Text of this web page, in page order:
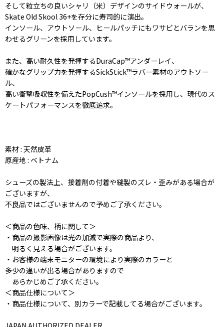
そして粒立ちの良いシャリ（米）デザインのサイドウォールが、
Skate Old Skool 36+を存分に寿司的に演出。
インソール、アウトソール、ヒールパッチにもワサビとバランを思
わせるグリーンを採用しています。
また、高い耐久性を発揮するDuraCap™アンダーレイ、
確かなグリップ力を発揮するSickStick™ラバー素材のアウトソー
ル、
高い衝撃吸収性を備えたPopCush™インソールを採用し、現代のス
ケートパフォーマンスを徹底追求。
素材 : 天然皮革
原産地 : ベトナム
シューズの製法上、接着剤の付着や縫製のズレ・歪みがある場合が
ございますが、
不良品ではございませんので予めご了承ください。
＜商品の色味、柄に関して＞
・商品の撮影画像は光の加減で実際の商品より、
明るく見える場合がございます。
・お客様の端末モニターの環境により実際のカラーと
多少の違いが出る場合がありますので
あらかじめご了承ください。
＜商品仕様について＞
・商品仕様について、別カラーで記載してる場合がございます。